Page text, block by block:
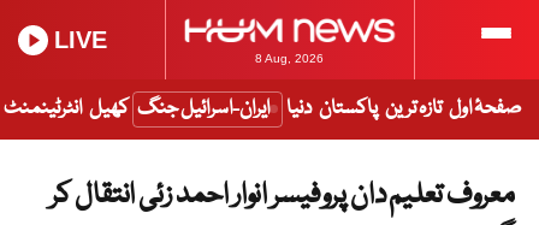
8 Aug, 2026
LIVE
صفحۂ اول تازہ ترین پاکستان دنیا ایران-اسرائیل جنگ کھیل انٹرٹینمنٹ
معروف تعلیم دان پروفیسر انوار احمد زئی انتقال کر